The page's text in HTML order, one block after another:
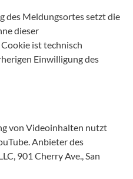
des Meldungsortes setzt die
dieser
ist technisch
Einwilligung des
von Videoinhalten nutzt
Anbieter des
901 Cherry Ave., San